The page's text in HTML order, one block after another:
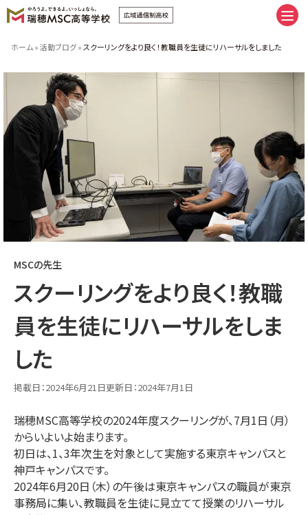
卒業へまっすぐ。未来にまっしぐら
卒業へまっすぐ。未来にまっしぐら
通学コース｜私だけの時間割
ネットコース｜私だけの時間割
推しプログラム＆サポート8
（イベント | 部活 | FAMcampus | 制服）
瑞穂MSCの施設紹介
みんなの学習ベース。（キャンパス
| 学習室 | スクーリング会場）
瑞穂MSCへ入学しよう。
新入学・転編入の流れ
特別奨学生制度学費サポート
授業料追納制度
卒業生・在校生の声
お知らせ・ブログ
お知らせ
活動ブログ
お問い合わせ
お問い合わせ
ホーム»活動ブログ» スクーリングをより良く！教職員を生徒にリハーサルをしました
MSCの先生
スクーリングをより良く！教職
員を生徒にリハーサルをしま
した
掲載日：2024年6月21日更新日：2024年7月1日
瑞穂MSC高等学校の2024年度スクーリングが、7月1日（月）
からいよいよ始まります。
初日は、1、3年次生を対象として実施する東京キャンパスと
神戸キャンパスです。
2024年6月20日（木）の午後は東京キャンパスの職員が東京
事務局に集い、教職員を生徒に見立てて授業のリハーサル